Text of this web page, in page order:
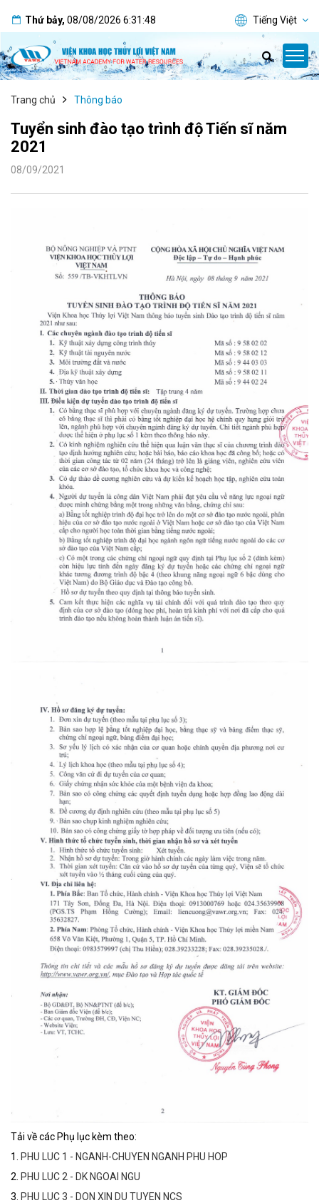
Thứ bảy, 08/08/2026 6:31:48 Tiếng Việt
Trang chủ Thông báo
Tuyển sinh đào tạo trình độ Tiến sĩ năm
2021
08/09/2021
Tải về các Phụ lục kèm theo:
1.
PHU LUC 1 - NGANH-CHUYEN NGANH PHU HOP
2. PHU LUC 2 - DK NGOAI NGU
3. PHU LUC 3 - DON XIN DU TUYEN NCS